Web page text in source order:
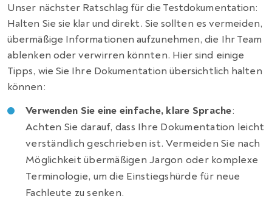
Unser nächster Ratschlag für die Testdokumentation:
Halten Sie sie klar und direkt. Sie sollten es vermeiden,
übermäßige Informationen aufzunehmen, die Ihr Team
ablenken oder verwirren könnten. Hier sind einige
Tipps, wie Sie Ihre Dokumentation übersichtlich halten
können:
Verwenden Sie eine einfache, klare Sprache:
Achten Sie darauf, dass Ihre Dokumentation leicht
verständlich geschrieben ist. Vermeiden Sie nach
Möglichkeit übermäßigen Jargon oder komplexe
Terminologie, um die Einstiegshürde für neue
Fachleute zu senken.